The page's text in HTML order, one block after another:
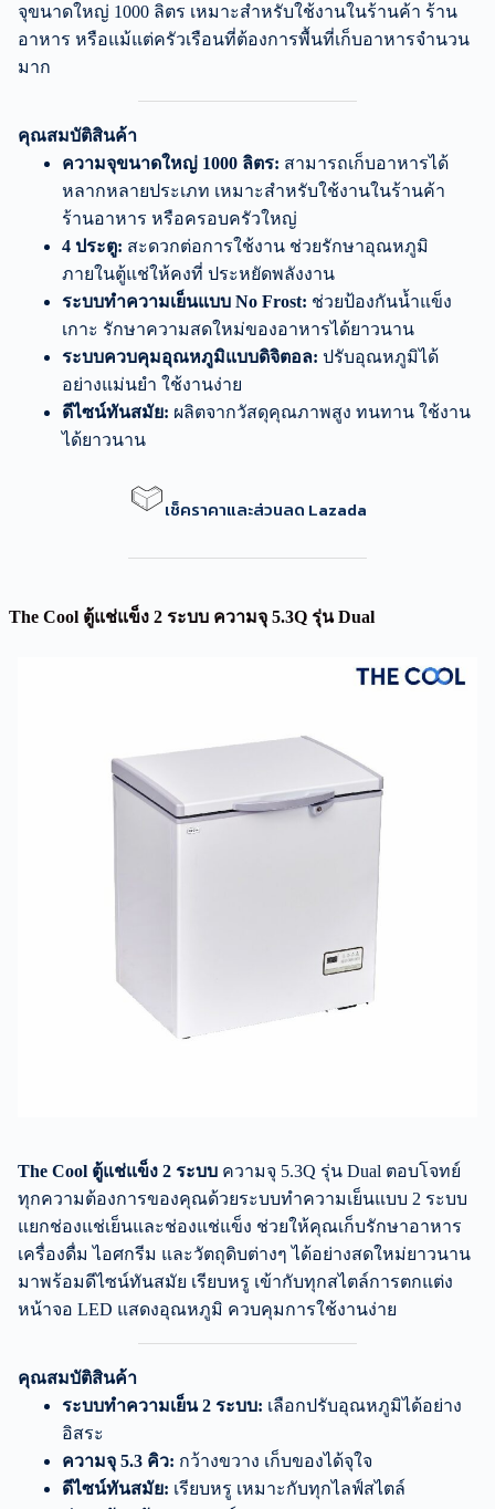
จุขนาดใหญ่ 1000 ลิตร เหมาะสำหรับใช้งานในร้านค้า ร้าน
อาหาร หรือแม้แต่ครัวเรือนที่ต้องการพื้นที่เก็บอาหารจำนวน
มาก
คุณสมบัติสินค้า
ความจุขนาดใหญ่ 1000 ลิตร: สามารถเก็บอาหารได้
หลากหลายประเภท เหมาะสำหรับใช้งานในร้านค้า
ร้านอาหาร หรือครอบครัวใหญ่
4 ประตู: สะดวกต่อการใช้งาน ช่วยรักษาอุณหภูมิ
ภายในตู้แช่ให้คงที่ ประหยัดพลังงาน
ระบบทำความเย็นแบบ No Frost: ช่วยป้องกันน้ำแข็ง
เกาะ รักษาความสดใหม่ของอาหารได้ยาวนาน
ระบบควบคุมอุณหภูมิแบบดิจิตอล: ปรับอุณหภูมิได้
อย่างแม่นยำ ใช้งานง่าย
ดีไซน์ทันสมัย: ผลิตจากวัสดุคุณภาพสูง ทนทาน ใช้งาน
ได้ยาวนาน
เช็คราคาและส่วนลด Lazada
The Cool ตู้แช่แข็ง 2 ระบบ ความจุ 5.3Q รุ่น Dual
The Cool ตู้แช่แข็ง 2 ระบบ ความจุ 5.3Q รุ่น Dual ตอบโจทย์
ทุกความต้องการของคุณด้วยระบบทำความเย็นแบบ 2 ระบบ
แยกช่องแช่เย็นและช่องแช่แข็ง ช่วยให้คุณเก็บรักษาอาหาร
เครื่องดื่ม ไอศกรีม และวัตถุดิบต่างๆ ได้อย่างสดใหม่ยาวนาน
มาพร้อมดีไซน์ทันสมัย เรียบหรู เข้ากับทุกสไตล์การตกแต่ง
หน้าจอ LED แสดงอุณหภูมิ ควบคุมการใช้งานง่าย
คุณสมบัติสินค้า
ระบบทำความเย็น 2 ระบบ: เลือกปรับอุณหภูมิได้อย่าง
อิสระ
ความจุ 5.3 คิว: กว้างขวาง เก็บของได้จุใจ
ดีไซน์ทันสมัย: เรียบหรู เหมาะกับทุกไลฟ์สไตล์